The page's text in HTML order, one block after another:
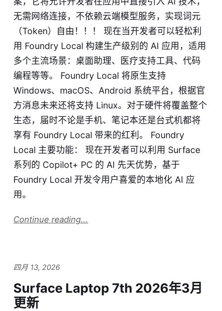
无需网络连接，不依赖云端模型服务，实现词元
（Token）自由！！！ 现在当开发者可以轻松利
用 Foundry Local 构建生产级别的 AI 应用，适用
多个主流场景：桌面助理、医疗支持工具、代码
编程等等。 Foundry Local 将原生支持
Windows、macOS、Android 系统平台，根据官
方消息未来还将支持 Linux。对于硬件将覆盖整个
生态，届时不论是手机、笔记本还是台式机都将
享有 Foundry Local 带来的红利。 Foundry
Local 主要功能： 现在开发者可以利用 Surface
系列的 Copilot+ PC 的 AI 先天优势，基于
Foundry Local 开发令用户喜爱的本地化 AI 应
用。
Continue reading...
四月 13, 2026
Surface Laptop 7th 2026年3月
更新